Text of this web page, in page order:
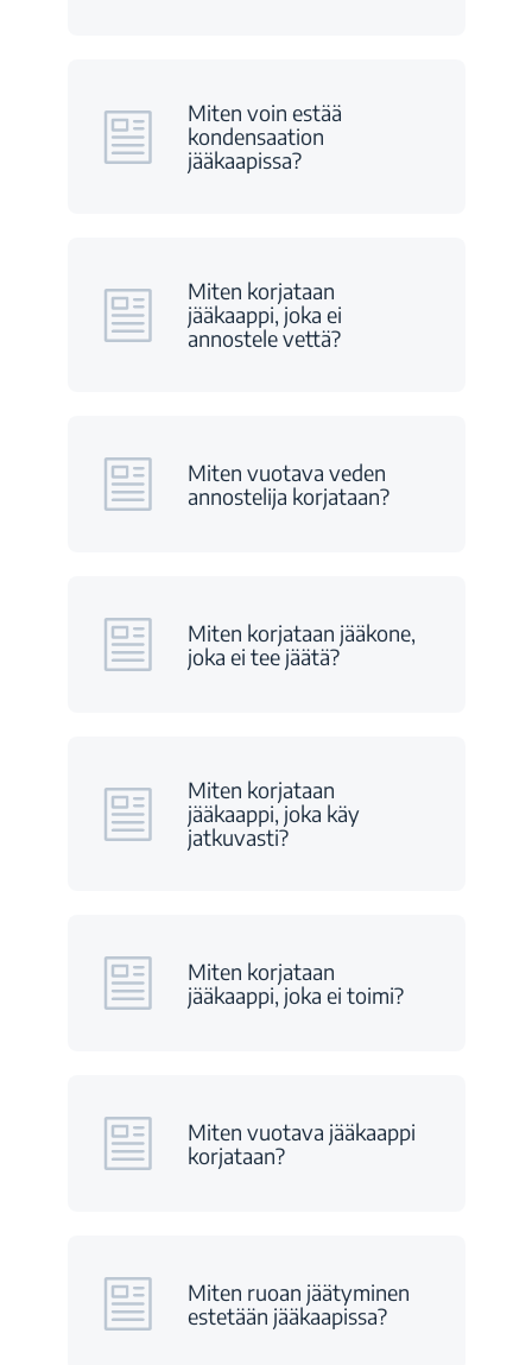
Miten voin estää
kondensaation
jääkaapissa?
Miten korjataan
jääkaappi, joka ei
annostele vettä?
Miten vuotava veden
annostelija korjataan?
Miten korjataan jääkone,
joka ei tee jäätä?
Miten korjataan
jääkaappi, joka käy
jatkuvasti?
Miten korjataan
jääkaappi, joka ei toimi?
Miten vuotava jääkaappi
korjataan?
Miten ruoan jäätyminen
estetään jääkaapissa?